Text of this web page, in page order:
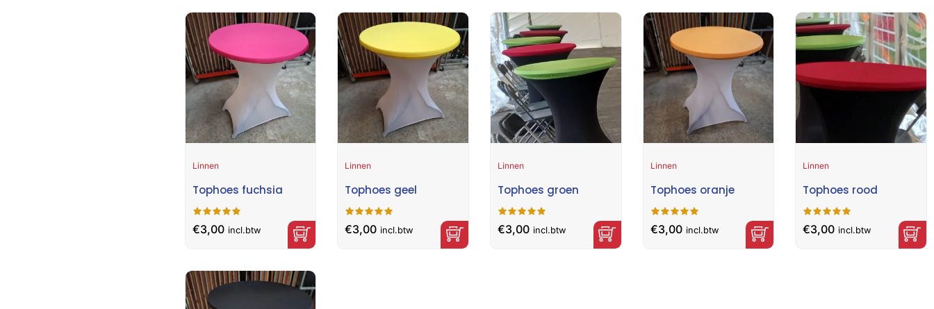
Linnen
Tophoes fuchsia
€3,00 incl.btw
Linnen
Tophoes geel
€3,00 incl.btw
Linnen
Tophoes groen
€3,00 incl.btw
Linnen
Tophoes oranje
€3,00 incl.btw
Linnen
Tophoes rood
€3,00 incl.btw